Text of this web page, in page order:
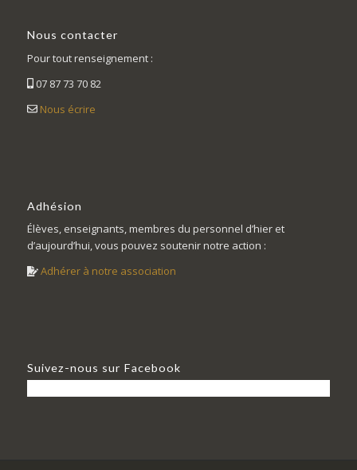
Nous contacter
Pour tout renseignement :
07 87 73 70 82
Nous écrire
Adhésion
Élèves, enseignants, membres du personnel d’hier et
d’aujourd’hui, vous pouvez soutenir notre action :
Adhérer à notre association
Suivez-nous sur Facebook